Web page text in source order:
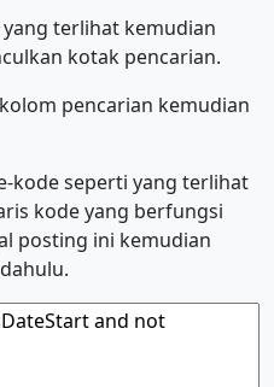
terlihat kemudian
kotak pencarian.
pencarian kemudian
kode seperti yang terlihat
kode yang berfungsi
posting ini kemudian